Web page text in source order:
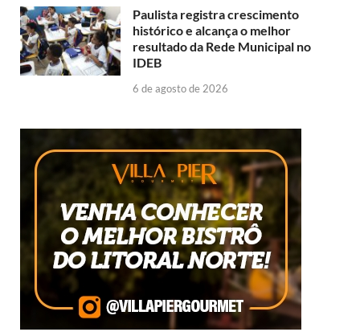
Paulista registra crescimento
histórico e alcança o melhor
resultado da Rede Municipal no
IDEB
6 de agosto de 2026